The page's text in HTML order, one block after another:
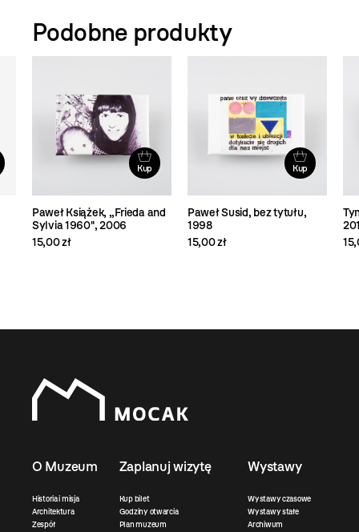
Podobne produkty
Kup
Paweł Książek, „Frieda and
Sylvia 1960", 2006
15,00 zł
Kup
Paweł Susid, bez tytułu,
1998
15,00 zł
O Muzeum
Historia i misja
Architektura
Zespół
Zaplanuj wizytę
Kup bilet
Godziny otwarcia
Plan muzeum
Wystawy
Wystawy czasowe
Wystawy stałe
Archiwum